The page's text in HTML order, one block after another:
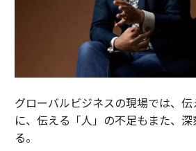
グローバルビジネスの現場では、
に、伝える「人」の不足もまた、
る。